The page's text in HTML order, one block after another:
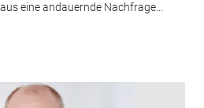
eine andauernde Nachfrage...